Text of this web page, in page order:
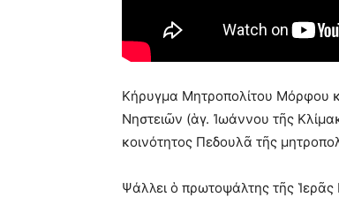
Κήρυγμα Μητροπολίτου Μόρφου
Νηστειῶν (ἁγ. Ἰωάννου τῆς
κοινότητος Πεδουλᾶ τῆς
Ψάλλει ὁ πρωτοψάλτης τῆς